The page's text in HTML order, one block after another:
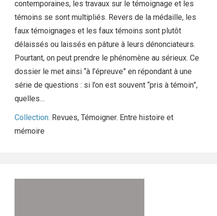
contemporaines, les travaux sur le témoignage et les
témoins se sont multipliés. Revers de la médaille, les
faux témoignages et les faux témoins sont plutôt
délaissés ou laissés en pâture à leurs dénonciateurs.
Pourtant, on peut prendre le phénomène au sérieux. Ce
dossier le met ainsi “à l’épreuve” en répondant à une
série de questions : si l’on est souvent “pris à témoin”,
quelles…
Collection: Revues, Témoigner. Entre histoire et
mémoire